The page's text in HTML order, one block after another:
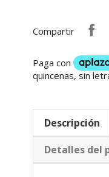
Descripción
Detalles del